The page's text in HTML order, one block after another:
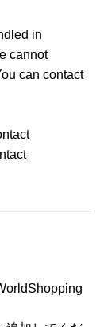
in
cannot
can contact